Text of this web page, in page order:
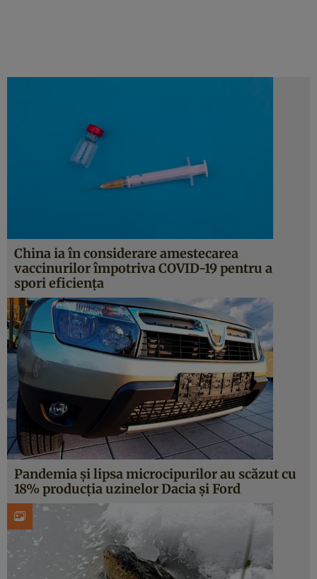
China ia în considerare amestecarea
vaccinurilor împotriva COVID-19 pentru a
spori eficiența
Pandemia şi lipsa microcipurilor au scăzut cu
18% producția uzinelor Dacia şi Ford